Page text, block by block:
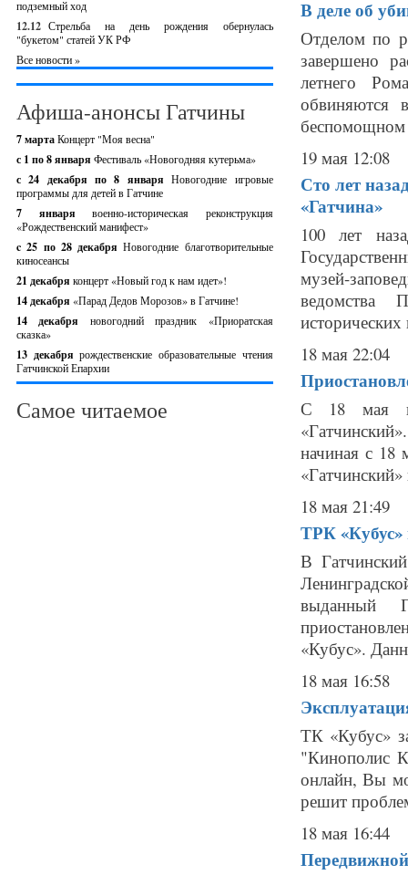
подземный ход
12.12 Стрельба на день рождения обернулась
"букетом" статей УК РФ
Все новости »
Афиша-анонсы Гатчины
7 мартаКонцерт "Моя весна"
с 1 по 8 января Фестиваль «Новогодняя кутерьма»
с 24 декабря по 8 январяНовогодние игровые
программы для детей в Гатчине
7 январявоенно-историческая реконструкция
«Рождественский манифест»
c 25 по 28 декабряНовогодние благотворительные
киносеансы
21 декабря концерт «Новый год к нам идет»!
14 декабря «Парад Дедов Морозов» в Гатчине!
14 декабря новогодний праздник «Приоратская
сказка»
13 декабрярождественские образовательные чтения
Гатчинской Епархии
Самое читаемое
В деле об
Отделом по
завершено
летнего
обвиняются
беспомощном
19 мая 12:08
Сто лет
«Гатчина»
100 лет
музей-
ведомства
18 мая 22:04
С 18 мая
начиная с 18
18 мая 21:49
ТРК «Кубус»
В
выданный
«Кубус».
18 мая 16:58
ТК «Кубус»
"Кинополис
онлайн, Вы
решит
18 мая 16:44